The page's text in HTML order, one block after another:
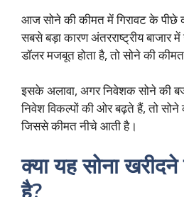
आज सोने की कीमत में गिरावट के
सबसे बड़ा कारण अंतरराष्ट्रीय बाजार
डॉलर मजबूत होता है, तो सोने की
इसके अलावा, अगर निवेशक सोने की
निवेश विकल्पों की ओर बढ़ते हैं, तो सोने
जिससे कीमत नीचे आती है।
क्या यह सोना
है?